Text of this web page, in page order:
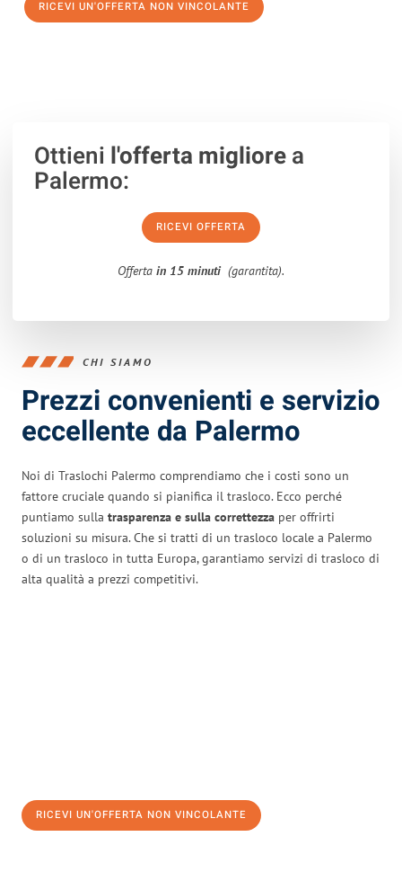
RICEVI UN'OFFERTA NON VINCOLANTE
Ottieni l'offerta migliorea
Palermo:
RICEVI OFFERTA
Offerta in 15 minuti (garantita).
CHI SIAMO
Prezzi convenienti e servizio
eccellente da Palermo
Noi di Traslochi Palermo comprendiamo che i costi sono un
fattore cruciale quando si pianifica il trasloco. Ecco perché
puntiamo sulla trasparenza e sulla correttezza per offrirti
soluzioni su misura. Che si tratti di un trasloco locale a Palermo
o di un trasloco in tutta Europa, garantiamo servizi di trasloco di
alta qualità a prezzi competitivi.
RICEVI UN'OFFERTA NON VINCOLANTE